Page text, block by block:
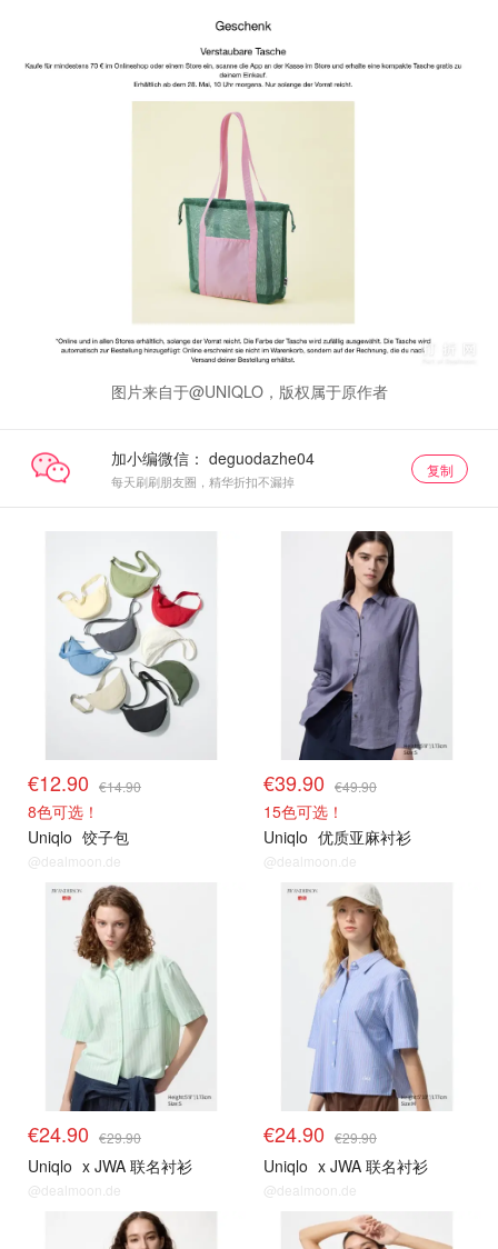
图片来自于@UNIQLO，版权属于原作者
加小编微信：
每天刷刷朋友圈，精华折扣不漏掉
复制
€12.90 €14.90
8色可选！
Uniqlo 饺子包
@dealmoon.de
€39.90 €49.90
15色可选！
Uniqlo 优质亚麻衬衫
@dealmoon.de
限时闪促
€24.90 €29.90
Uniqlo x JWA 联名衬衫
@dealmoon.de
限时闪促
€24.90 €29.90
Uniqlo x JWA 联名衬衫
@dealmoon.de
限时闪促